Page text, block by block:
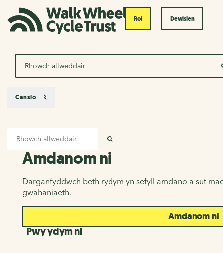
Roi Dewislen
Chwilio
Amdanom ni
Amdanom ni
Darganfyddwch beth rydym yn sefyll amdano a sut
gwahaniaeth.
Amdanom ni
Pwy ydym ni
Canslo